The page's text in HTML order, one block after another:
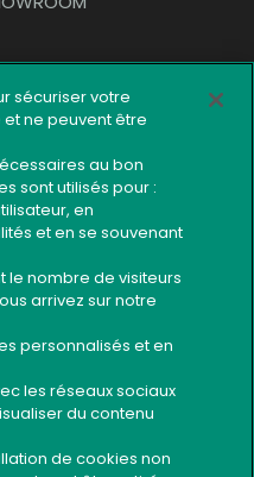
site
Mobile
bancaires
sécuriser votre
ne peuvent être
au bon
sont utilisés pour :
en
et en se souvenant
le nombre de visiteurs
arrivez sur notre
personnalisés et en
les réseaux sociaux
du contenu
de cookies non